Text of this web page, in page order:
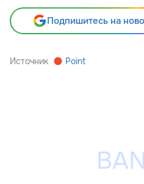
Подпишитесь на
Источник Point